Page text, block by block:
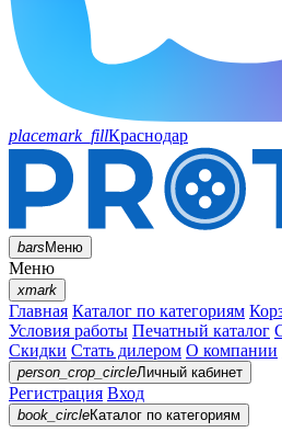
placemark_fillКраснодар
barsМеню
Меню
xmark
Главная Каталог по категориям
Условия работы Печатный каталог
Скидки Стать дилером О компании
person_crop_circleЛичный кабинет
Регистрация Вход
book_circleКаталог по категориям